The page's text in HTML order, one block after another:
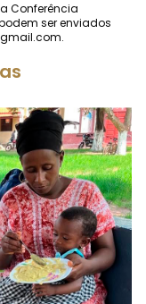
Conferência
ser enviados
.